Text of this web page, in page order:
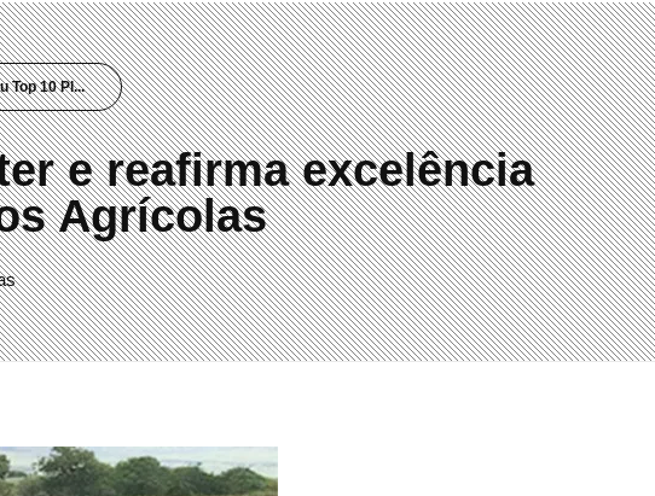
Top 10 Pl...
e reafirma excelência
Agrícolas